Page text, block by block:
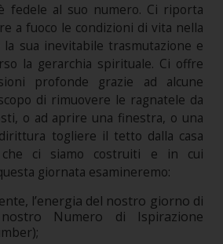
fedele al suo numero. Ci riporta
a fuoco le condizioni di vita nella
la sua inevitabile trasmutazione e
la gerarchia spirituale. Ci offre
profonde grazie ad alcune
di rimuovere le ragnatele da
o ad aprire una finestra, o una
togliere il tetto dalla casa
che ci siamo costruiti e in cui
giornata esamineremo:
l’energia del nostro giorno di
Numero di Ispirazione